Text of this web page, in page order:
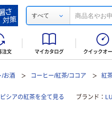
すべて
注文 マイカタログ クイックオ
/お酒 コーヒー/紅茶/ココア 紅
シアの紅茶を全て見る ブランド